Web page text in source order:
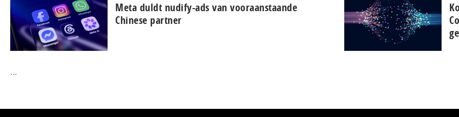
Meta duldt nudify-ads van voor­aan­staan­de
Chinese partner
...